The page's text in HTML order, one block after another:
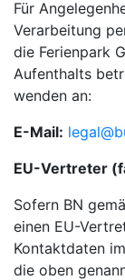
Für
Verarbeitung
die Ferienpark
Aufenthalts
wenden an:
E-Mail:
EU-Vertreter
Sofern BN
einen EU-
Kontaktdaten
die oben